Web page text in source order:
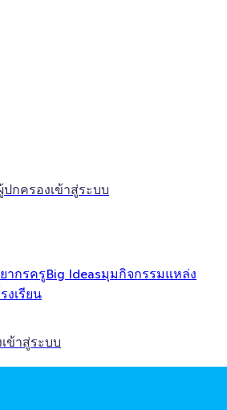
ปกครองเข้าสู่ระบบ
ากรครูBig Ideasมุมกิจกรรมแหล่ง
งเรียน
ข้าสู่ระบบ